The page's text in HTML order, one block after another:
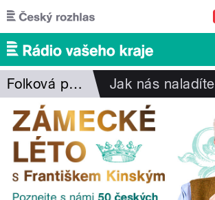
Přejít k hlavnímu obsahu
Folková pohlazení Jak nás naladíte